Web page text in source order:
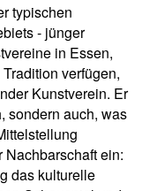
typischen
- jünger
in Essen,
verfügen,
Kunstverein. Er
sondern auch, was
ein:
das kulturelle